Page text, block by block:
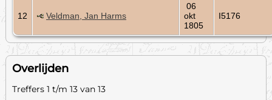
12 Veldman, Jan Harms
06
okt
1805
I5176
Overlijden
Treffers 1 t/m 13 van 13